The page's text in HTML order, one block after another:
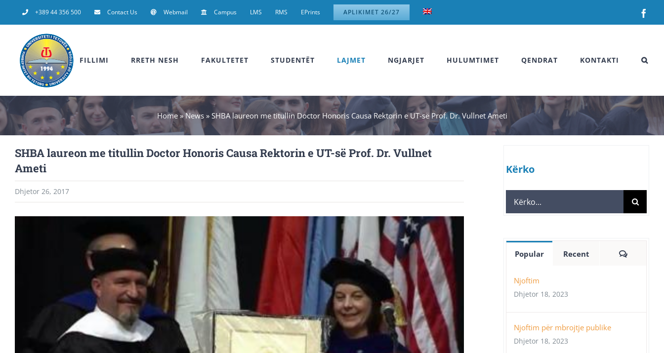
to
+389 44 356 500 Contact Us Webmail Campus LMS RMS EPrints APLIKIMET 26/27
FILLIMI RRETH NESH FAKULTETET STUDENTËT LAJMET NGJARJET HULUMTIMET QENDRAT KONTAKTI
Home»News» SHBA laureon me titullin Doctor Honoris Causa Rektorin e UT-së Prof. Dr. Vullnet Ameti
SHBA laureon me titullin Doctor Honoris Causa Rektorin e UT-së Prof. Dr. Vullnet
Ameti
Dhjetor 26, 2017
Kërko
Search
for:
Popular Recent
Njoftim
Dhjetor 18, 2023
Njoftim për mbrojtje publike
Dhjetor 18, 2023